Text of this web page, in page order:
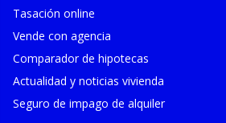
Tasación online
Vende con agencia
Comparador de hipotecas
Actualidad y noticias vivienda
Seguro de impago de alquiler